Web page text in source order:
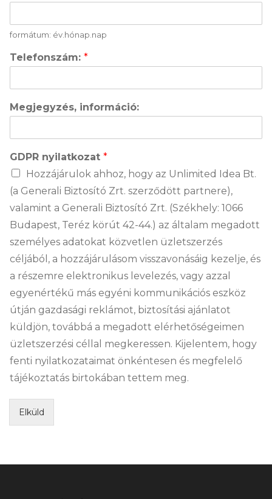
formátum: év.hónap.nap
Telefonszám: *
Megjegyzés, információ:
GDPR nyilatkozat *
Hozzájárulok ahhoz, hogy az Unlimited Idea Bt.
(a Generali Biztosító Zrt. szerződött partnere),
valamint a Generali Biztosító Zrt. (Székhely: 1066
Budapest, Teréz körút 42-44.) az általam megadott
személyes adatokat közvetlen üzletszerzés
céljából, a hozzájárulásom visszavonásáig kezelje, és
a részemre elektronikus levelezés, vagy azzal
egyenértékű más egyéni kommunikációs eszköz
útján gazdasági reklámot, biztosítási ajánlatot
küldjön, továbbá a megadott elérhetőségeimen
üzletszerzési céllal megkeressen. Kijelentem, hogy
fenti nyilatkozataimat önkéntesen és megfelelő
tájékoztatás birtokában tettem meg.
Elküld